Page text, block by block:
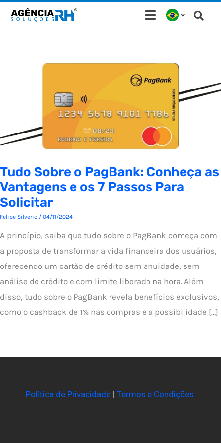
para
Tudo Sobre o PagBank: Conheça as
Vantagens e os 7 Passos Para
Solicitar
Felipe Silverio / 04/11/2024
A princípio, saiba que tudo sobre o PagBank começa com
a proposta de transformar a vida financeira dos usuários,
oferecendo um cartão de crédito sem anuidade, sem
análise de crédito e com limite liberado na hora. Além
disso, tudo sobre o PagBank revela benefícios exclusivos,
como o cashback de 1% nas compras e a possibilidade […]
Política de Privacidade| Termos e Condições